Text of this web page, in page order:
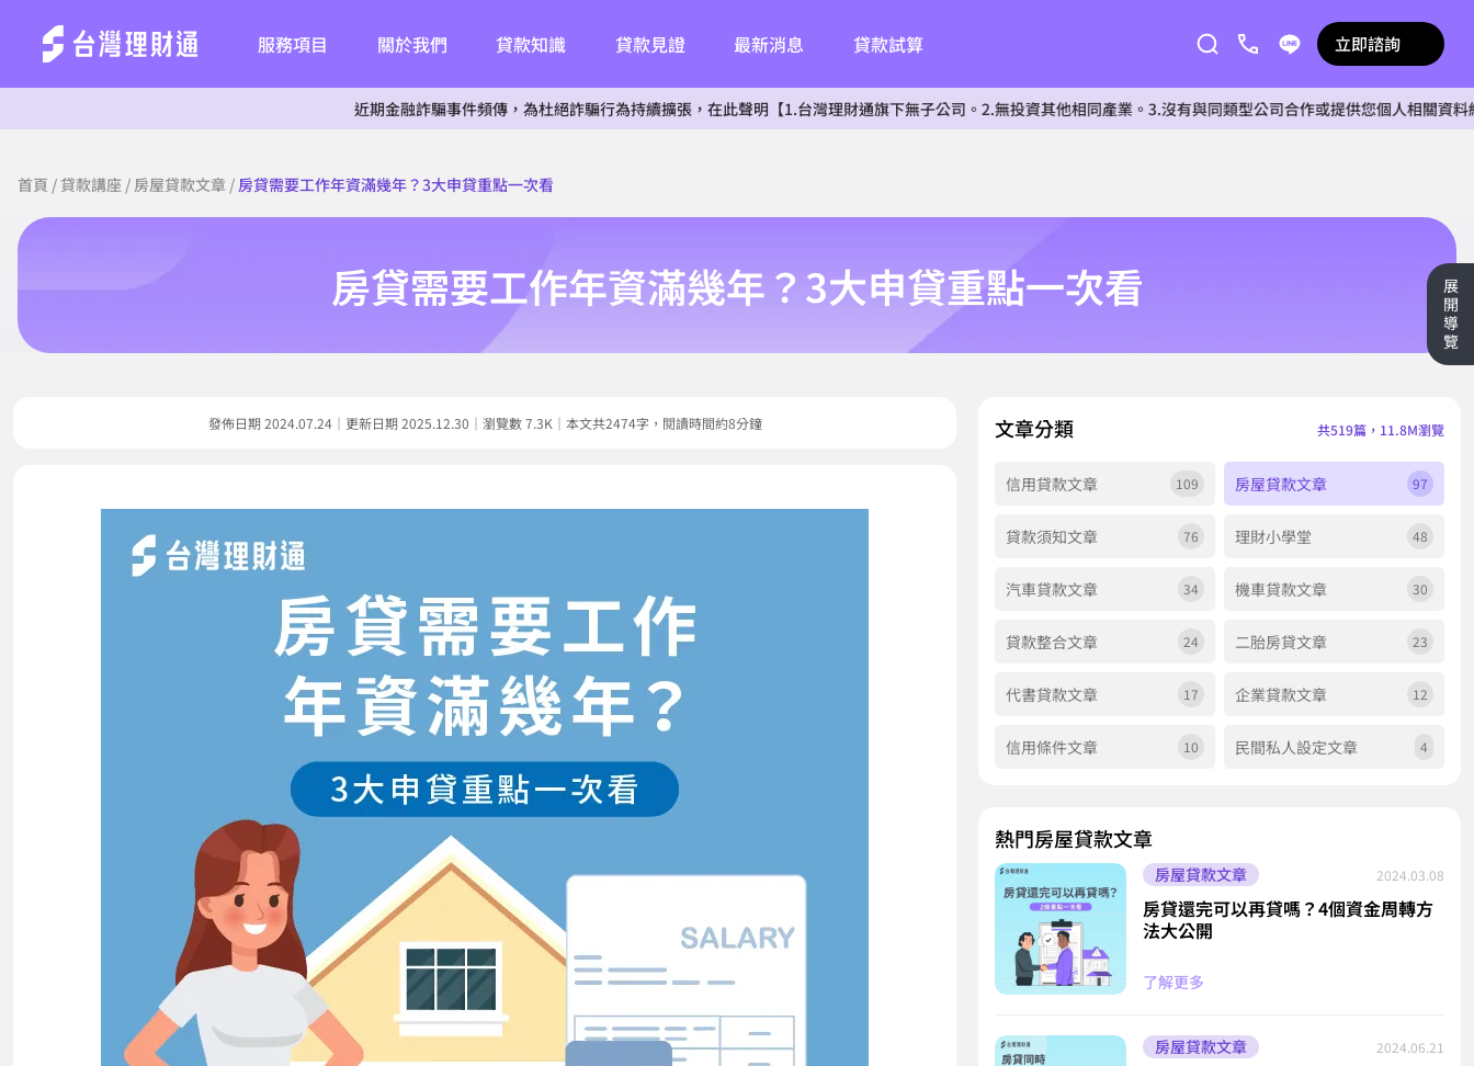
服務項目 關於我們 貸款知識 貸款見證 最新消息 貸款試算 立即諮詢
近期金融詐騙事件頻傳，為杜絕詐騙行為持續擴張，在此聲明【1.台灣理財通旗下無子公司。2.無投資其他相同產業。3.沒有與同類型公司合作或提供您個人相關資料給任何單
首頁 / 貸款講座 / 房屋貸款文章 / 房貸需要工作年資滿幾年？3大申貸重點一次看
房貸需要工作年資滿幾年？3大申貸重點一次看
發佈日期 2024.07.24｜更新日期 2025.12.30｜瀏覽數 7.3K｜本文共2474字，閱讀時間約8分鐘 文章分類 共519篇，11.8M瀏覽
信用貸款文章 109 房屋貸款文章 97
貸款須知文章 76 理財小學堂 48
汽車貸款文章 34 機車貸款文章 30
貸款整合文章 24 二胎房貸文章 23
代書貸款文章 17 企業貸款文章 12
信用條件文章 10 民間私人設定文章 4
熱門房屋貸款文章
房屋貸款文章 2024.03.08
房貸還完可以再貸嗎？4個資金周轉方
法大公開
了解更多
房屋貸款文章 2024.06.21
展
開
導
覽